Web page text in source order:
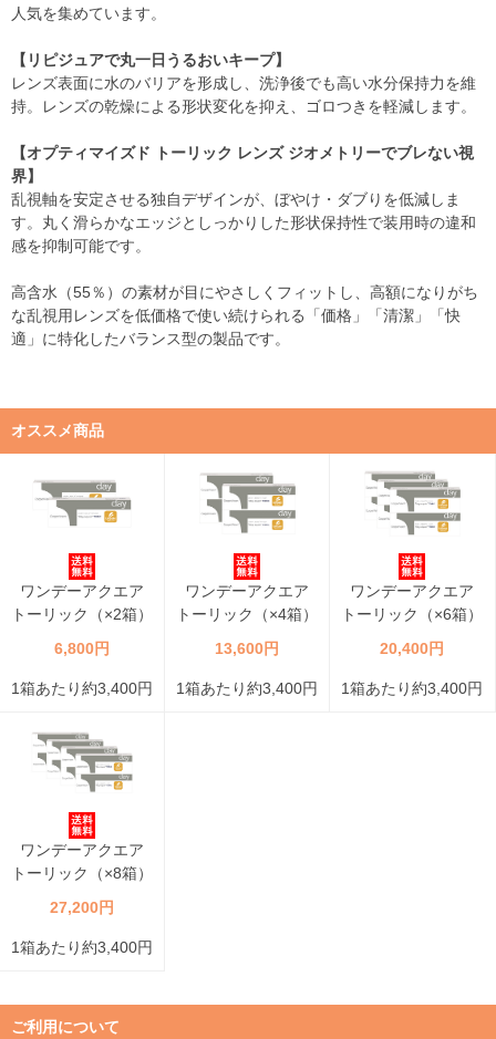
人気を集めています。
【リピジュアで丸一日うるおいキープ】
レンズ表面に水のバリアを形成し、洗浄後でも高い水分保持力を維
持。レンズの乾燥による形状変化を抑え、ゴロつきを軽減します。
【オプティマイズド トーリック レンズ ジオメトリーでブレない視
界】
乱視軸を安定させる独自デザインが、ぼやけ・ダブりを低減しま
す。丸く滑らかなエッジとしっかりした形状保持性で装用時の違和
感を抑制可能です。
高含水（55％）の素材が目にやさしくフィットし、高額になりがち
な乱視用レンズを低価格で使い続けられる「価格」「清潔」「快
適」に特化したバランス型の製品です。
オススメ商品
ワンデーアクエア
トーリック（×2箱）
6,800円
1箱あたり約3,400円
ワンデーアクエア
トーリック（×4箱）
13,600円
1箱あたり約3,400円
ワンデーアクエア
トーリック（×6箱）
20,400円
1箱あたり約3,400円
ワンデーアクエア
トーリック（×8箱）
27,200円
1箱あたり約3,400円
ご利用について